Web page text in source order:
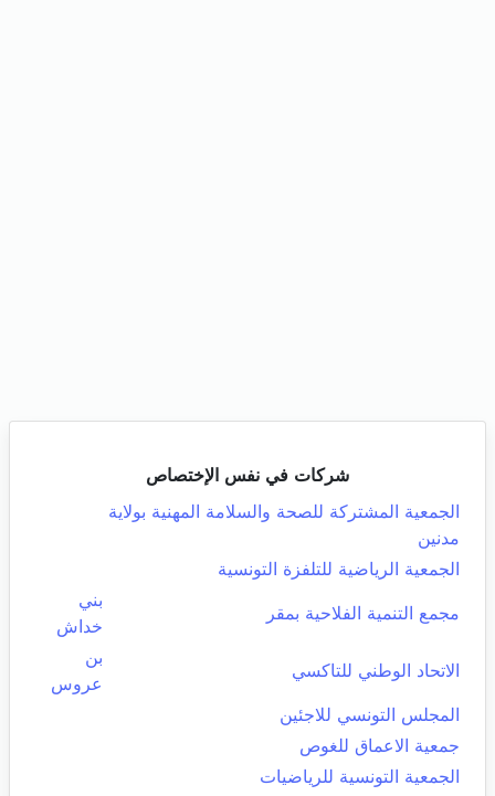
شركات في نفس الإختصاص
الجمعية المشتركة للصحة والسلامة المهنية بولاية
مدنين
الجمعية الرياضية للتلفزة التونسية
مجمع التنمية الفلاحية بمقر
بني
خداش
الاتحاد الوطني للتاكسي
بن
عروس
المجلس التونسي للاجئين
جمعية الاعماق للغوص
الجمعية التونسية للرياضيات